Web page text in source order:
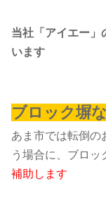
当社「アイエー」
います
ブロック塀
あま市では転倒の
う場合に、ブロッ
補助します